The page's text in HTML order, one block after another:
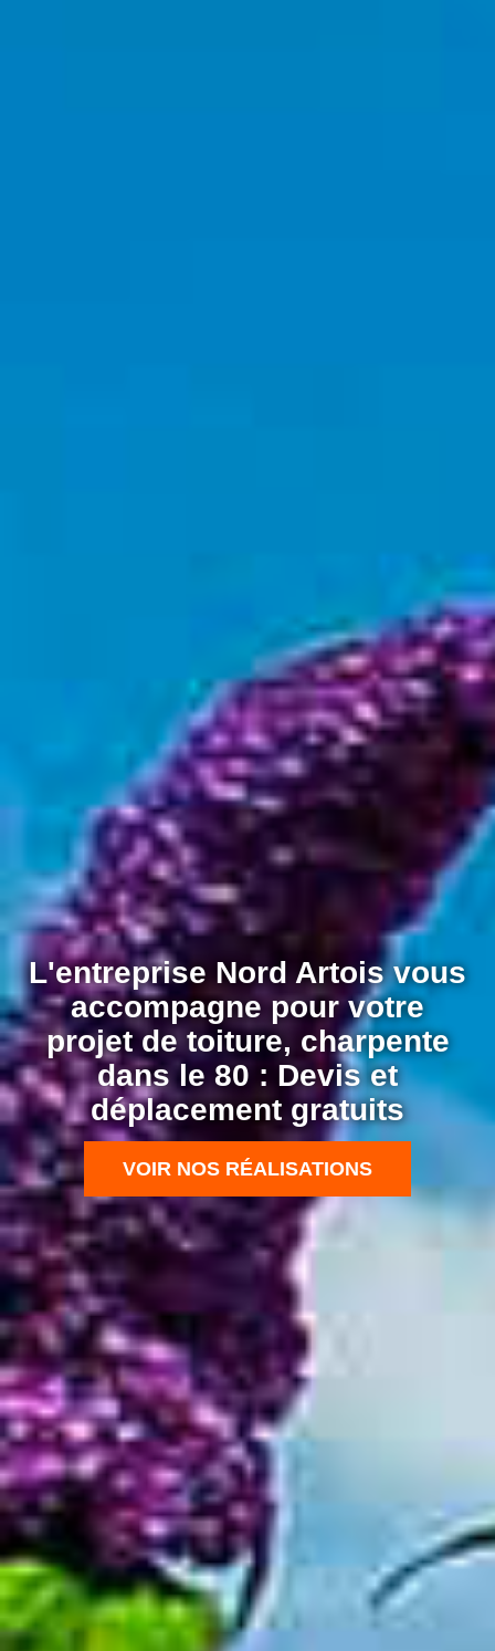
L'entreprise Nord Artois vous
accompagne pour votre
projet de toiture, charpente
dans le 80 : Devis et
déplacement gratuits
VOIR NOS RÉALISATIONS